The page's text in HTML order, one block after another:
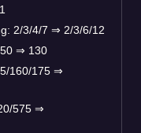
2/3/4/7 ⇒ 2/3/6/12
⇒ 130
160/175 ⇒
575 ⇒